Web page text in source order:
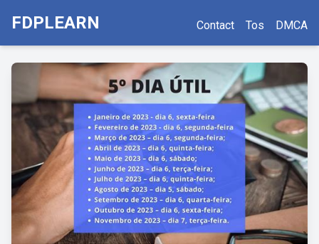
FDPLEARN Contact Tos DMCA